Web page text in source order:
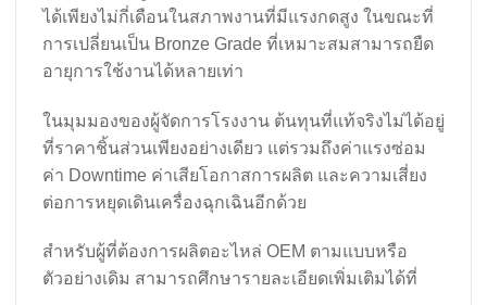
ได้เพียงไม่กี่เดือนในสภาพงานที่มีแรงกดสูง ในขณะที่
การเปลี่ยนเป็น Bronze Grade ที่เหมาะสมสามารถยืด
อายุการใช้งานได้หลายเท่า
ในมุมมองของผู้จัดการโรงงาน ต้นทุนที่แท้จริงไม่ได้อยู่
ที่ราคาชิ้นส่วนเพียงอย่างเดียว แต่รวมถึงค่าแรงซ่อม
ค่า Downtime ค่าเสียโอกาสการผลิต และความเสี่ยง
ต่อการหยุดเดินเครื่องฉุกเฉินอีกด้วย
สำหรับผู้ที่ต้องการผลิตอะไหล่ OEM ตามแบบหรือ
ตัวอย่างเดิม สามารถศึกษารายละเอียดเพิ่มเติมได้ที่